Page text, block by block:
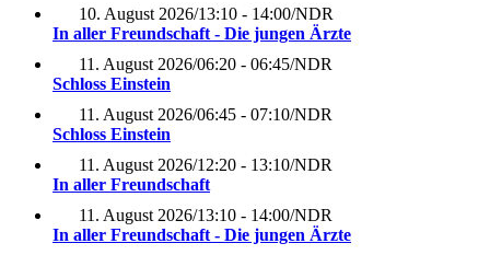
10. August 2026/13:10 - 14:00/NDR
In aller Freundschaft - Die jungen Ärzte
11. August 2026/06:20 - 06:45/NDR
Schloss Einstein
11. August 2026/06:45 - 07:10/NDR
Schloss Einstein
11. August 2026/12:20 - 13:10/NDR
In aller Freundschaft
11. August 2026/13:10 - 14:00/NDR
In aller Freundschaft - Die jungen Ärzte